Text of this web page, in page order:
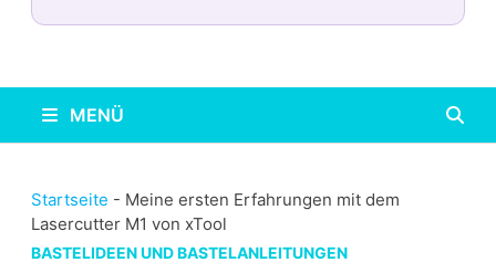
MENÜ
Startseite - Meine ersten Erfahrungen mit dem
Lasercutter M1 von xTool
BASTELIDEEN UND BASTELANLEITUNGEN